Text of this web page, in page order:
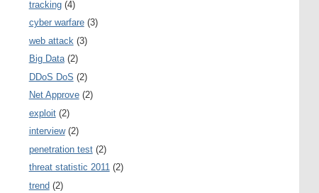
tracking (4)
cyber warfare (3)
web attack (3)
Big Data (2)
DDoS DoS (2)
Net Approve (2)
exploit (2)
interview (2)
penetration test (2)
threat statistic 2011 (2)
trend (2)